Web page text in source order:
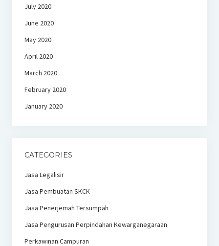
July 2020
June 2020
May 2020
April 2020
March 2020
February 2020
January 2020
CATEGORIES
Jasa Legalisir
Jasa Pembuatan SKCK
Jasa Penerjemah Tersumpah
Jasa Pengurusan Perpindahan Kewarganegaraan
Perkawinan Campuran